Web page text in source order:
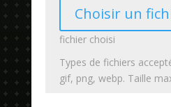
Choisir un
fichier choisi
Types de fichiers
gif, png, webp. Taille